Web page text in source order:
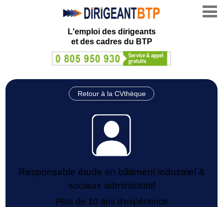
L'emploi des dirigeants
et des cadres du BTP
Retour à la CVthèque
Responsable étude en bâtiment industriel &
sociaux administratif
Plus de 10 ans d'expérience